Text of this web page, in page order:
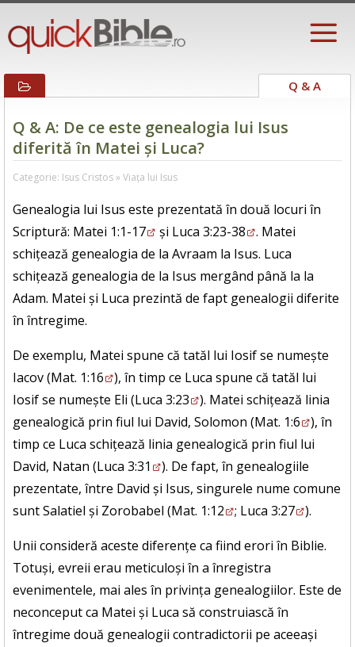
Q & A
Q & A: De ce este genealogia lui Isus
diferită în Matei și Luca?
Categorie: Isus Cristos » Viața lui Isus
Genealogia lui Isus este prezentată în două locuri în
Scriptură: Matei 1:1-17 și Luca 3:23-38
. Matei
schițează genealogia de la Avraam la Isus. Luca
schițează genealogia de la Isus mergând până la la
Adam. Matei și Luca prezintă de fapt genealogii diferite
în întregime.
De exemplu, Matei spune că tatăl lui Iosif se numește
Iacov (Mat. 1:16
), în timp ce Luca spune că tatăl lui
Iosif se numește Eli (Luca 3:23
). Matei schițează linia
genealogică prin fiul lui David, Solomon (Mat. 1:6
), în
timp ce Luca schițează linia genealogică prin fiul lui
David, Natan (Luca 3:31
). De fapt, în genealogiile
prezentate, între David și Isus, singurele nume comune
sunt Salatiel și Zorobabel (Mat. 1:12 ; Luca 3:27 ).
Unii consideră aceste diferențe ca fiind erori în Biblie.
Totuși, evreii erau meticuloși în a înregistra
evenimentele, mai ales în privința genealogiilor. Este de
neconceput ca Matei și Luca să construiască în
întregime două genealogii contradictorii pe aceeași